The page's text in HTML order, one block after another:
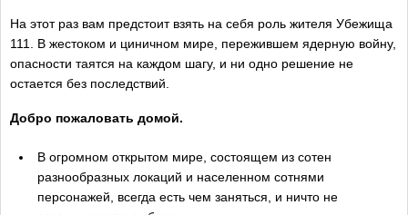
На этот раз вам предстоит взять на себя роль жителя Убежища
111. В жестоком и циничном мире, пережившем ядерную войну,
опасности таятся на каждом шагу, и ни одно решение не
остается без последствий.
Добро пожаловать домой.
В огромном открытом мире, состоящем из сотен
разнообразных локаций и населенном сотнями
персонажей, всегда есть чем заняться, и ничто не